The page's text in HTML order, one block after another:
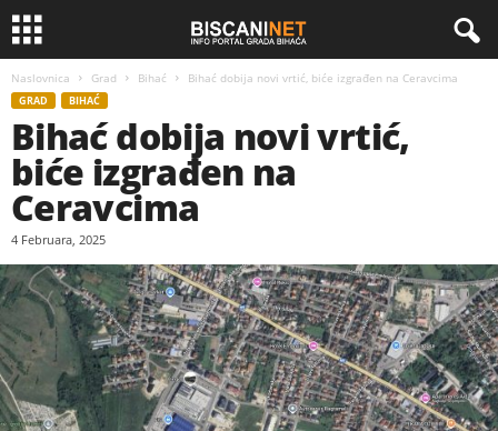
Naslovnica Grad Bihać Bihać dobija novi vrtić, biće izgrađen na Ceravcima
GRAD BIHAĆ
Bihać dobija novi vrtić,
biće izgrađen na
Ceravcima
4 Februara, 2025